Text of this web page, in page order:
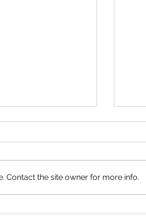
con gotas de
Contact the site owner for more info.